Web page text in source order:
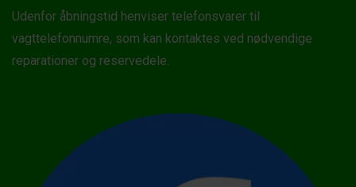
Udenfor åbningstid henviser telefonsvarer til
vagttelefonnumre, som kan kontaktes ved nødvendige
reparationer og reservedele.